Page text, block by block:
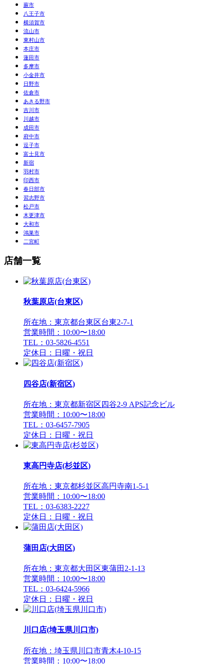
蕨市
八王子市
横須賀市
流山市
東村山市
本庄市
蓮田市
多摩市
小金井市
日野市
佐倉市
あきる野市
吉川市
川越市
成田市
府中市
逗子市
富士見市
新宿
羽村市
印西市
春日部市
習志野市
松戸市
木更津市
大和市
鴻巣市
二宮町
店舗一覧
秋葉原店(台東区)
所在地：東京都台東区台東2-7-1
営業時間：10:00〜18:00
TEL：03-5826-4551
定休日：日曜・祝日
四谷店(新宿区)
所在地：東京都新宿区四谷2-9 APS記念ビル
営業時間：10:00〜18:00
TEL：03-6457-7905
定休日：日曜・祝日
東高円寺店(杉並区)
所在地：東京都杉並区高円寺南1-5-1
営業時間：10:00〜18:00
TEL：03-6383-2227
定休日：日曜・祝日
蒲田店(大田区)
所在地：東京都大田区東蒲田2-1-13
営業時間：10:00〜18:00
TEL：03-6424-5966
定休日：日曜・祝日
川口店(埼玉県川口市)
所在地：埼玉県川口市青木4-10-15
営業時間：10:00〜18:00